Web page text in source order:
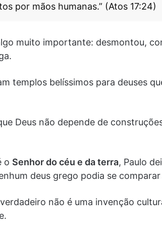
por mãos humanas.” (Atos 17:24)
muito importante: desmontou,
templos belíssimos para deuses
Deus não depende de
o Senhor do céu e da terra, Paulo
deus grego podia se comparar
não é uma invenção